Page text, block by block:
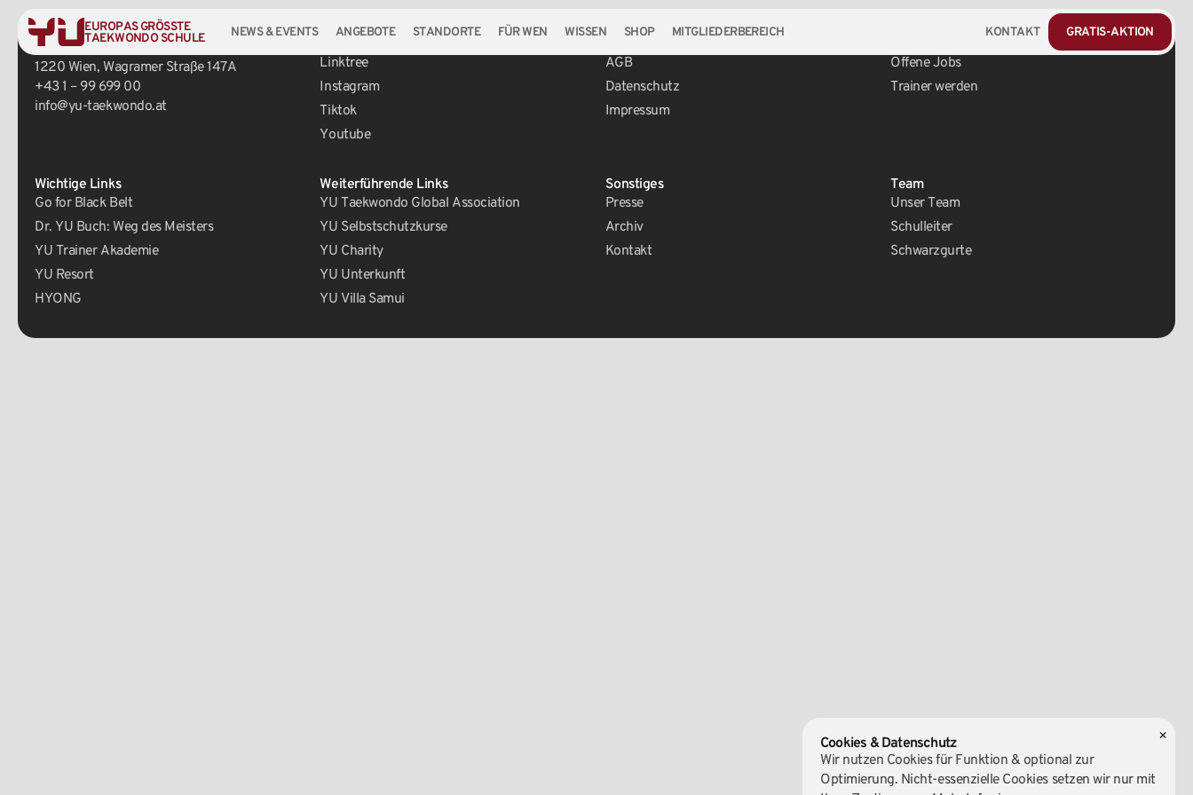
EUROPAS GRÖSSTE
TAEKWONDO SCHULE
NEWS & EVENTS ANGEBOTE STANDORTE FÜR WEN WISSEN SHOP MITGLIEDERBEREICH KONTAKT GRATIS-AKTION
Zentrale
1220 Wien, Wagramer Straße 147A
+43 1 – 99 699 00
info@yu-taekwondo.at
Linktree
Instagram
Tiktok
Youtube
AGB
Datenschutz
Impressum
Offene Jobs
Trainer werden
Wichtige Links
Go for Black Belt
Dr. YU Buch: Weg des Meisters
YU Trainer Akademie
YU Resort
HYONG
Weiterführende Links
YU Taekwondo Global Association
YU Selbstschutzkurse
YU Charity
YU Unterkunft
YU Villa Samui
Sonstiges
Presse
Archiv
Kontakt
Team
Unser Team
Schulleiter
Schwarzgurte
×
Cookies & Datenschutz
Wir nutzen Cookies für Funktion & optional zur
Optimierung. Nicht-essenzielle Cookies setzen wir nur mit